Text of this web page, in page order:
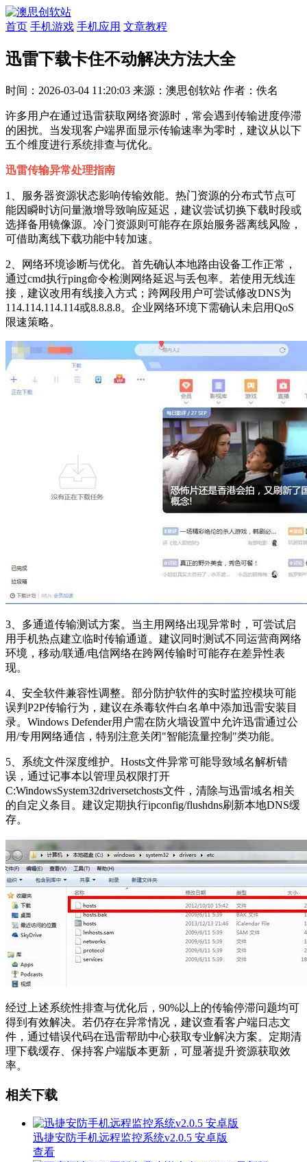
首页 手机游戏 手机应用 文章教程
迅雷下载卡住不动解决方法大全
时间：2026-03-04 11:20:03 来源：澳思创软站 作者：佚名
许多用户在通过迅雷获取网络资源时，常会遇到传输进度停滞
的困扰。当发现客户端界面显示传输速率为零时，建议从以下
五个维度进行系统排查与优化。
迅雷传输异常处理指南
1、服务器资源状态影响传输效能。热门资源的分布式节点可
能因瞬时访问量激增导致响应延迟，建议尝试切换下载时段或
选择备用镜像源。冷门资源则可能存在原始服务器离线风险，
可借助离线下载功能中转加速。
2、网络环境诊断与优化。首先确认本地路由设备工作正常，
通过cmd执行ping命令检测网络延迟与丢包率。若使用无线连
接，建议改用有线接入方式；跨网段用户可尝试修改DNS为
114.114.114.114或8.8.8.8。企业网络环境下需确认未启用QoS
限速策略。
3、多通道传输测试方案。当主用网络出现异常时，可尝试启
用手机热点建立临时传输通道。建议同时测试不同运营商网络
环境，移动/联通/电信网络在跨网传输时可能存在差异性表
现。
4、安全软件兼容性调整。部分防护软件的实时监控模块可能
误判P2P传输行为，建议在杀毒软件白名单中添加迅雷安装目
录。Windows Defender用户需在防火墙设置中允许迅雷通过公
用/专用网络通信，特别注意关闭"智能流量控制"类功能。
5、系统文件深度维护。Hosts文件异常可能导致域名解析错
误，通过记事本以管理员权限打开
C:WindowsSystem32driversetchosts文件，清除与迅雷域名相关
的自定义条目。建议定期执行ipconfig/flushdns刷新本地DNS缓
存。
经过上述系统性排查与优化后，90%以上的传输停滞问题均可
得到有效解决。若仍存在异常情况，建议查看客户端日志文
件，通过错误代码在迅雷帮助中心获取专业解决方案。定期清
理下载缓存、保持客户端版本更新，可显著提升资源获取效
率。
相关下载
迅捷安防手机远程监控系统v2.0.5 安卓版
查看